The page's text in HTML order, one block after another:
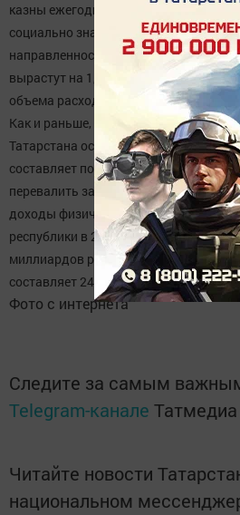
казны ежегодно увеличивается доля
социально значимых расходов,
направленность бюджета. В
вырастут на 1,5 процента и составят
объема расходов.
Как и раньше, крупным источником
Татарстана остается налог на
составляет порядка 40%. В будущем
перевалить за 70 миллиардов
доходы физических лиц в
республики в 2018 году
миллиардов рублей. Прогноз
составляет 24,1 миллиарда рублей.
Фото с интернета
Следите за самым
Telegram-канале Татмедиа
Читайте новости
национальном